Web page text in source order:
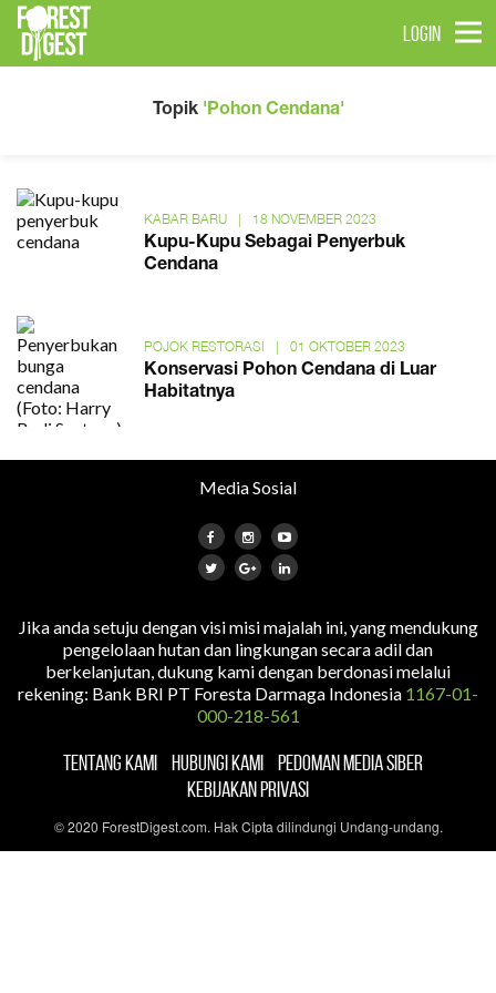
LOGIN
Topik 'Pohon Cendana'
KABAR BARU | 18 NOVEMBER 2023
Kupu-Kupu Sebagai Penyerbuk
Cendana
POJOK RESTORASI | 01 OKTOBER 2023
Konservasi Pohon Cendana di Luar
Habitatnya
Media Sosial
Jika anda setuju dengan visi misi majalah ini, yang mendukung
pengelolaan hutan dan lingkungan secara adil dan
berkelanjutan, dukung kami dengan berdonasi melalui
rekening: Bank BRI PT Foresta Darmaga Indonesia 1167-01-
000-218-561
TENTANG KAMI HUBUNGI KAMI
PEDOMAN MEDIA SIBER
KEBIJAKAN PRIVASI
© 2020 ForestDigest.com. Hak Cipta dilindungi Undang-undang.